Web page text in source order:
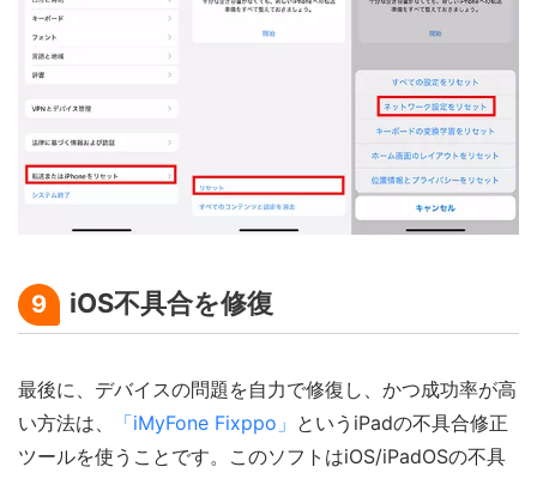
9 iOS不具合を修復
最後に、デバイスの問題を自力で修復し、かつ成功率が高
い方法は、
「iMyFone Fixppo」 というiPadの不具合修正
ツールを使うことです。このソフトはiOS/iPadOSの不具